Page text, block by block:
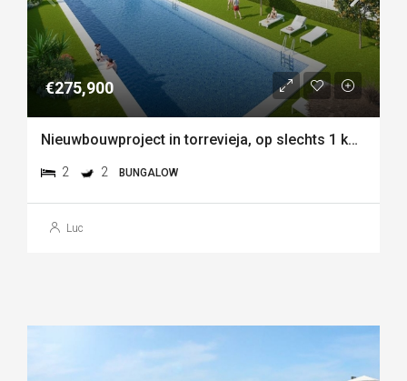
€275,900
Nieuwbouwproject in torrevieja, op slechts 1 km van de zee
2 2 BUNGALOW
Luc